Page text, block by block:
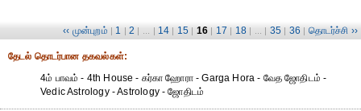
‹‹ முன்புறம் | 1 | 2 | ... | 14 | 15 | 16 | 17 | 18 | ... | 35 | 36 | தொடர்ச்சி ››
தேட‌ல் தொட‌ர்பான தகவ‌ல்க‌ள்:
4ம் பாவம் - 4th House - கர்கா ஹோரா - Garga Hora - வேத ஜோதிடம் -
Vedic Astrology - Astrology - ஜோதிடம்